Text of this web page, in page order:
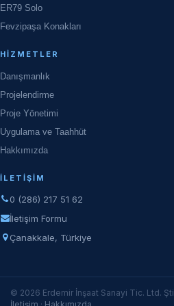
ER79 Solo
Fevzipaşa Konakları
HIZMETLER
Danışmanlık
Projelendirme
Proje Yönetimi
Uygulama ve Taahhüt
Hakkımızda
İLETIŞIM
0 (286) 217 51 62
İletişim Formu
Çanakkale, Türkiye
© 2026 Erdemir İnşaat Sanayi Tic. Ltd. Şti.